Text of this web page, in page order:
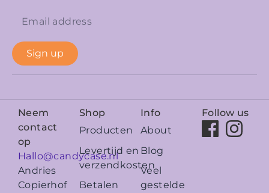
Sign up
Neem
contact
op
Hallo@candycase.nl
Andries
Copierhof
Shop
Producten
Levertijd en
verzendkosten
Betalen
Info
About
Blog
Veel
gestelde
Follow us